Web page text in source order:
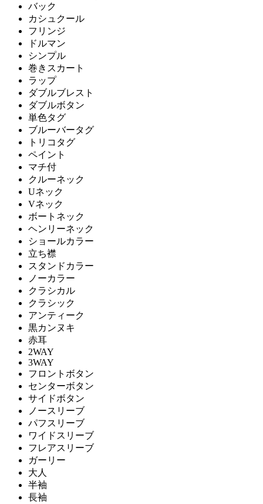
バック
カシュクール
フリンジ
ドルマン
シンプル
巻きスカート
ラップ
ダブルブレスト
ダブルボタン
単色タグ
ブルーバータグ
トリコタグ
ペイント
マチ付
クルーネック
Uネック
Vネック
ボートネック
ヘンリーネック
ショールカラー
立ち襟
スタンドカラー
ノーカラー
クラシカル
クラシック
アンティーク
黒カンヌキ
赤耳
2WAY
3WAY
フロントボタン
センターボタン
サイドボタン
ノースリーブ
パフスリーブ
ワイドスリーブ
フレアスリーブ
ガーリー
大人
半袖
長袖